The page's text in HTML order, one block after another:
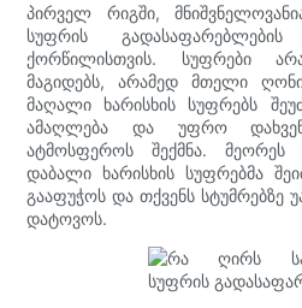
პირველ რიგში,
სუფრის
ქორწილისთვის. სუფრები
მაგიდებს, არამედ მთელი
მაღალი ხარისხის სუფრებს
ამაღლება და უფრო
ატმოსფეროს შექმნა. მეორეს
დაბალი ხარისხის სუფრებმა
გააფუჭოს და თქვენს სტუმრებზე
დატოვოს.